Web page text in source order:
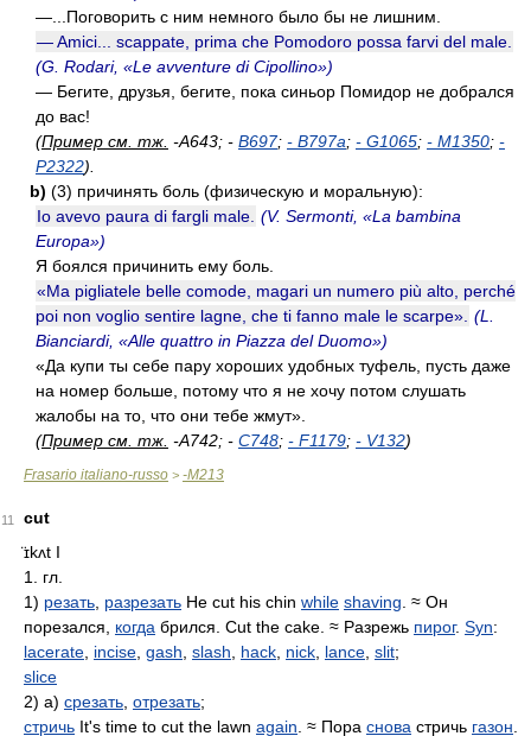
—...Поговорить с ним немного было бы не лишним.
— Amici... scappate, prima che Pomodoro possa farvi del male.
(G. Rodari, «Le avventure di Cipollino»)
— Бегите, друзья, бегите, пока синьор Помидор не добрался
до вас!
(Пример см. тж. -A643; - B697; - B797a; - G1065; - M1350; -
P2322).
b) (3) причинять боль (физическую и моральную):
Io avevo paura di fargli male. (V. Sermonti, «La bambina
Europa»)
Я боялся причинить ему боль.
«Ma pigliatele belle comode, magari un numero più alto, perché
poi non voglio sentire lagne, che ti fanno male le scarpe». (L.
Bianciardi, «Alle quattro in Piazza del Duomo»)
«Да купи ты себе пару хороших удобных туфель, пусть даже
на номер больше, потому что я не хочу потом слушать
жалобы на то, что они тебе жмут».
(Пример см. тж. -A742; - C748; - F1179; - V132)
Frasario italiano-russo > -M213
11
cut
̈ɪkʌt I
1. гл.
1) резать разрезать He cut his chin while shaving . ≈ Он
порезался, когда брился. Cut the cake. ≈ Разрежь пирог. Syn:
lacerate incise gash slash hack nick lance slit;
slice
2) а) срезать отрезать;
стричь It's time to cut the lawn again . ≈ Пора снова стричь газон